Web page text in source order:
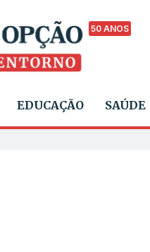
50 ANOS
EDUCAÇÃO SAÚDE